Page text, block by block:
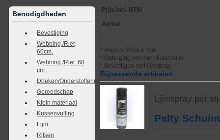
Benodigdheden
Bevestiging
Webbing /Riet
60cm.
Webbing /Riet. 60
cm.
Doeken/Onderstoffering
Gereedschap
Klein materiaal
Kussenvulling
Lijm
Ritsen
Prijs incl. BTW
Aantal
* 45cm x 30cm x 1cm
* Ophoging van het plukschuim
* Bevestigen met lijmspray
Bijpassende artikelen
Lijmspray per
Palty